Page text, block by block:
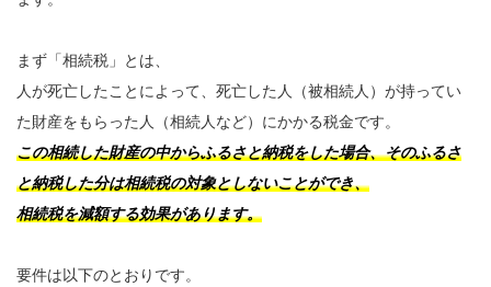
まず「相続税」とは、
人が死亡したことによって、死亡した人（被相続人）が持ってい
た財産をもらった人（相続人など）にかかる税金です。
この相続した財産の中からふるさと納税をした場合、そのふるさ
と納税した分は相続税の対象としないことができ、
相続税を減額する効果があります。
要件は以下のとおりです。